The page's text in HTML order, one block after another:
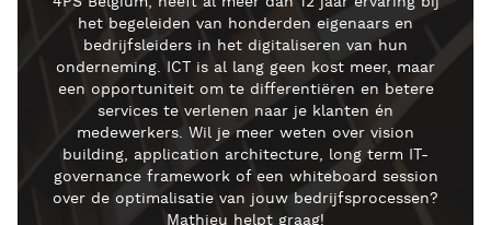
het begeleiden van honderden eigenaars en
bedrijfsleiders in het digitaliseren van hun
onderneming. ICT is al lang geen kost meer, maar
een opportuniteit om te differentiëren en betere
services te verlenen naar je klanten én
medewerkers. Wil je meer weten over vision
building, application architecture, long term IT-
governance framework of een whiteboard session
over de optimalisatie van jouw bedrijfsprocessen?
Mathieu helpt graag!